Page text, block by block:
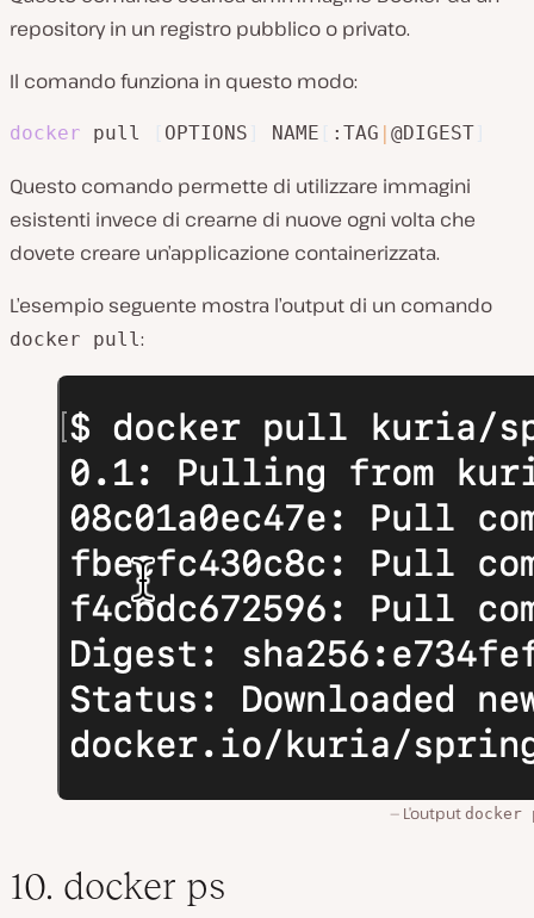
repository in un registro pubblico o privato.
Il comando funziona in questo modo:
docker pull OPTIONS NAME :TAG | @DIGEST
Questo comando permette di utilizzare immagini
esistenti invece di crearne di nuove ogni volta che
dovete creare un’applicazione containerizzata.
L’esempio seguente mostra l’output di un comando
docker pull :
L’output docker
10. docker ps